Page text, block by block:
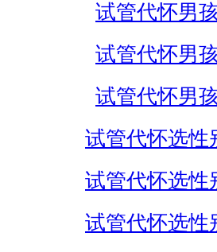
试管代怀男
试管代怀男
试管代怀男
试管代怀选性
试管代怀选性
试管代怀选性